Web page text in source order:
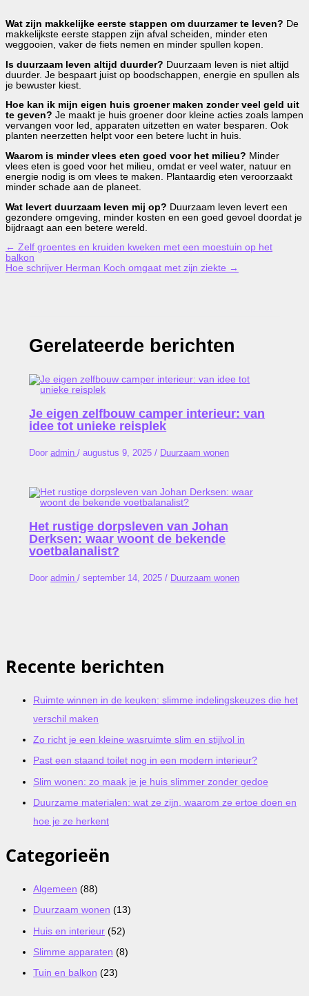
Wat zijn makkelijke eerste stappen om duurzamer te leven? De
makkelijkste eerste stappen zijn afval scheiden, minder eten
weggooien, vaker de fiets nemen en minder spullen kopen.
Is duurzaam leven altijd duurder? Duurzaam leven is niet altijd
duurder. Je bespaart juist op boodschappen, energie en spullen als
je bewuster kiest.
Hoe kan ik mijn eigen huis groener maken zonder veel geld uit
te geven? Je maakt je huis groener door kleine acties zoals lampen
vervangen voor led, apparaten uitzetten en water besparen. Ook
planten neerzetten helpt voor een betere lucht in huis.
Waarom is minder vlees eten goed voor het milieu? Minder
vlees eten is goed voor het milieu, omdat er veel water, natuur en
energie nodig is om vlees te maken. Plantaardig eten veroorzaakt
minder schade aan de planeet.
Wat levert duurzaam leven mij op? Duurzaam leven levert een
gezondere omgeving, minder kosten en een goed gevoel doordat je
bijdraagt aan een betere wereld.
← Zelf groentes en kruiden kweken met een moestuin op het
balkon
Hoe schrijver Herman Koch omgaat met zijn ziekte →
Gerelateerde berichten
Je eigen zelfbouw camper interieur: van
idee tot unieke reisplek
Dooradmin/augustus 9, 2025/ Duurzaam wonen
Het rustige dorpsleven van Johan
Derksen: waar woont de bekende
voetbalanalist?
Dooradmin/september 14, 2025/ Duurzaam wonen
Recente berichten
Ruimte winnen in de keuken: slimme indelingskeuzes die het
verschil maken
Zo richt je een kleine wasruimte slim en stijlvol in
Past een staand toilet nog in een modern interieur?
Slim wonen: zo maak je je huis slimmer zonder gedoe
Duurzame materialen: wat ze zijn, waarom ze ertoe doen en
hoe je ze herkent
Categorieën
Algemeen (88)
Duurzaam wonen (13)
Huis en interieur (52)
Slimme apparaten (8)
Tuin en balkon (23)